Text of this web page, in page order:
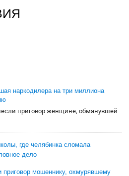
наркодилера на три миллиона
приговор женщине, обманувшей
где челябинка сломала
дело
приговор мошеннику, охмурявшему